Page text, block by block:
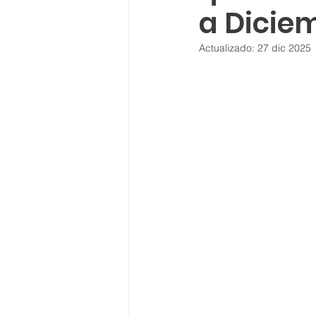
a
Actualizado: 27 dic 2025